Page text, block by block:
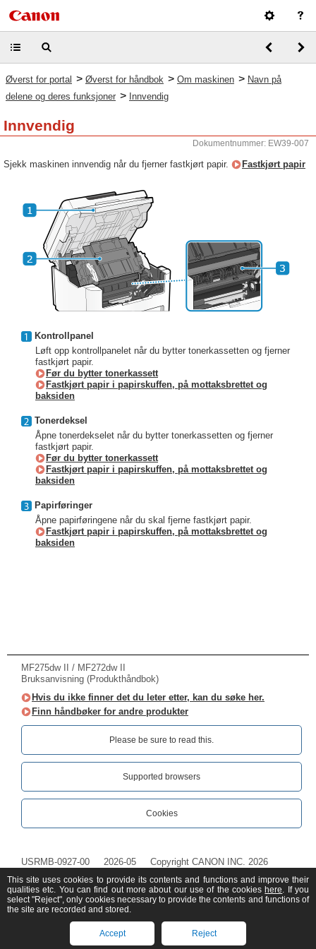
Øverst for portal > Øverst for håndbok > Om maskinen > Navn på
delene og deres funksjoner > Innvendig
Innvendig
Dokumentnummer: EW39-007
Sjekk maskinen innvendig når du fjerner fastkjørt papir. Fastkjørt papir
Kontrollpanel
Løft opp kontrollpanelet når du bytter tonerkassetten og fjerner
fastkjørt papir.
Før du bytter tonerkassett
Fastkjørt papir i papirskuffen, på mottaksbrettet og
baksiden
Tonerdeksel
Åpne tonerdekselet når du bytter tonerkassetten og fjerner
fastkjørt papir.
Før du bytter tonerkassett
Fastkjørt papir i papirskuffen, på mottaksbrettet og
baksiden
Papirføringer
Åpne papirføringene når du skal fjerne fastkjørt papir.
Fastkjørt papir i papirskuffen, på mottaksbrettet og
baksiden
MF275dw II / MF272dw II
Bruksanvisning (Produkthåndbok)
Hvis du ikke finner det du leter etter, kan du søke her.
Finn håndbøker for andre produkter
Please be sure to read this.‎
Supported browsers
Cookies
USRMB-0927-00 2026-05 Copyright CANON INC. 2026
This site uses cookies to provide its contents and functions and improve their
qualities etc. You can find out more about our use of the cookies here. If you
select "Reject", only cookies necessary to provide the contents and functions of
the site are recorded and stored.
Accept Reject